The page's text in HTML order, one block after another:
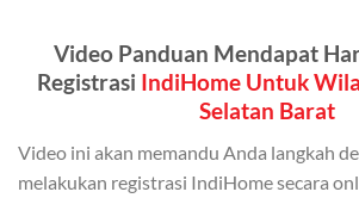
Bisa Dibagi Hingga 5 Anggota
Admin dapat mendaftarkan hingga 5
keluarga atau teman untuk
Berlaku Nasional
Video Panduan Mendapat
Registrasi IndiHome Untuk
Selatan Barat
Video ini akan memandu Anda langkah
melakukan registrasi IndiHome secara